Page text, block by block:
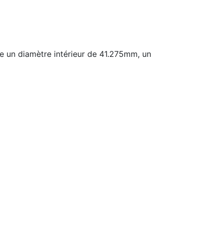
un diamètre intérieur de 41.275mm, un